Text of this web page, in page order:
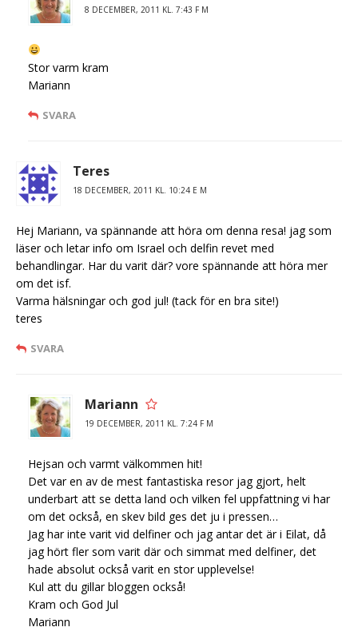
8 DECEMBER, 2011 KL. 7:43 F M
Stor varm kram
Mariann
SVARA
Teres
18 DECEMBER, 2011 KL. 10:24 E M
Hej Mariann, va spännande att höra om denna resa! jag som
läser och letar info om Israel och delfin revet med
behandlingar. Har du varit där? vore spännande att höra mer
om det isf.
Varma hälsningar och god jul! (tack för en bra site!)
teres
SVARA
Mariann
19 DECEMBER, 2011 KL. 7:24 F M
Hejsan och varmt välkommen hit!
Det var en av de mest fantastiska resor jag gjort, helt
underbart att se detta land och vilken fel uppfattning vi har
om det också, en skev bild ges det ju i pressen…
Jag har inte varit vid delfiner och jag antar det är i Eilat, då
jag hört fler som varit där och simmat med delfiner, det
hade absolut också varit en stor upplevelse!
Kul att du gillar bloggen också!
Kram och God Jul
Mariann